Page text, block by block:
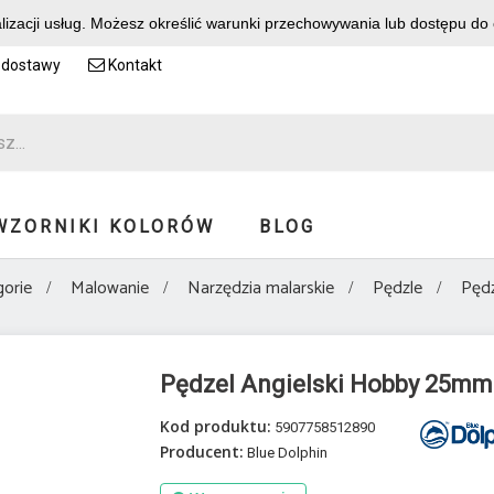
usług. Możesz określić warunki przechowywania lub dostępu
Kontakt
KOLORÓW BLOG
Malowanie Narzędzia malarskie Pędzle
Pędzel Angielski Hobby 25mm
Kod produktu: 5907758512890
Producent: Blue Dolphin